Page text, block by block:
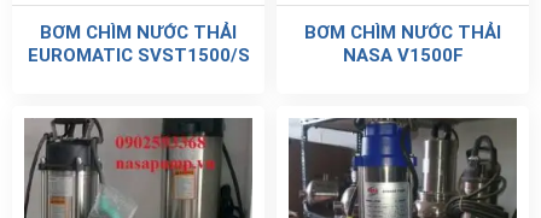
BƠM CHÌM NƯỚC THẢI
EUROMATIC SVST1500/S
BƠM CHÌM NƯỚC THẢI
NASA V1500F